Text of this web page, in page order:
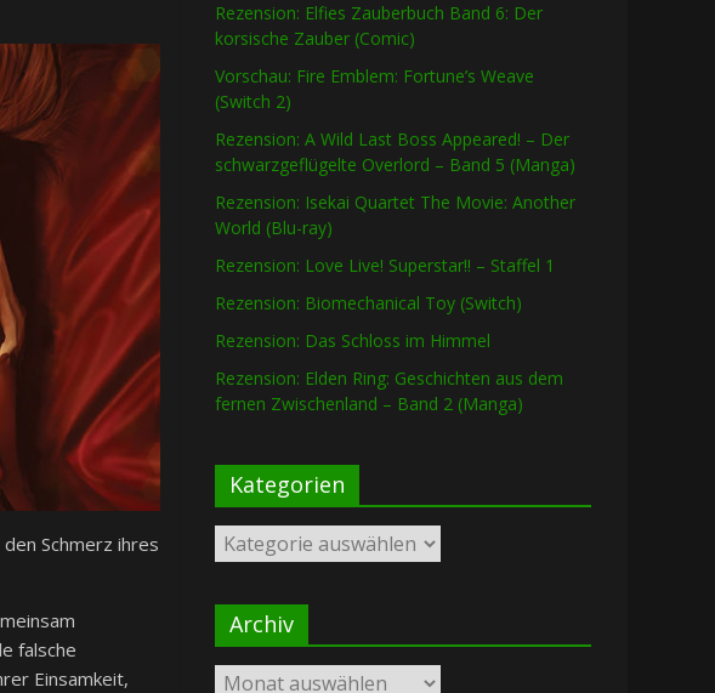
Schmerz ihres
falsche
Einsamkeit,
Rezension: Elfies Zauberbuch Band 6: Der
korsische Zauber (Comic)
Vorschau: Fire Emblem: Fortune’s Weave
(Switch 2)
Rezension: A Wild Last Boss Appeared! – Der
schwarzgeflügelte Overlord – Band 5 (Manga)
Rezension: Isekai Quartet The Movie: Another
World (Blu-ray)
Rezension: Love Live! Superstar!! – Staffel 1
Rezension: Biomechanical Toy (Switch)
Rezension: Das Schloss im Himmel
Rezension: Elden Ring: Geschichten aus dem
fernen Zwischenland – Band 2 (Manga)
Kategorien
Kategorien
Archiv
Archiv